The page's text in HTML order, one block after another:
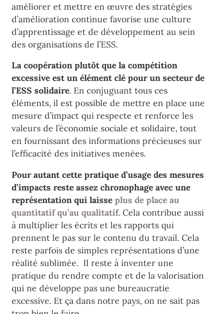
améliorer et mettre en œuvre des stratégies
d’amélioration continue favorise une culture
d’apprentissage et de développement au sein
des organisations de l’ESS.
La coopération plutôt que la compétition
excessive est un élément clé pour un secteur de
l’ESS solidaire. En conjuguant tous ces
éléments, il est possible de mettre en place une
mesure d’impact qui respecte et renforce les
valeurs de l’économie sociale et solidaire, tout
en fournissant des informations précieuses sur
l’efficacité des initiatives menées.
Pour autant cette pratique d’usage des mesures
d’impacts reste assez chronophage avec une
représentation qui laisse plus de place au
quantitatif qu’au qualitatif. Cela contribue aussi
à multiplier les écrits et les rapports qui
prennent le pas sur le contenu du travail. Cela
reste parfois de simples représentations d’une
réalité sublimée. Il reste à inventer une
pratique du rendre compte et de la valorisation
qui ne développe pas une bureaucratie
excessive. Et ça dans notre pays, on ne sait pas